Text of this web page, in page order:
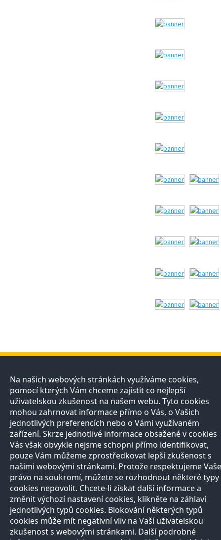
O projektu
Naši partneři
Razítková
samoobsluha
Autoři
Vědci
Zeptejte se
přírodovědců
FAQ
Výhody registrace
Registrace
Nabídka služeb
Registrace
Otevírací doba
Vše o nákupu
Reklamační řád
Všechny
kontakty
média
Copyright © 2013, Prirodovedci.cz jsou komunikačním projektemPřírodovědecké
fakultyUK v Praze. VytvořiloAndweb s.r.o. Mapa stránek
Na našich webových stránkách využíváme cookies,
pomocí kterých Vám chceme zajistit co nejlepší
uživatelskou zkušenost na našem webu. Tyto cookies
mohou zahrnovat informace přímo o Vás, o Vašich
jednotlivých preferencích nebo o Vámi využívaném
zařízení. Skrze jednotlivé informace obsažené v cookies
Vás však obvykle nejsme schopni přímo identifikovat,
pouze Vám můžeme zprostředkovat lepší zkušenost s
našimi webovými stránkami. Protože respektujeme Vaše
právo na soukromí, můžete se rozhodnout některé typy
cookies nepovolit. Chcete-li získat další informace a
změnit výchozí nastavení cookies, klikněte na záhlaví
jednotlivých typů cookies. Blokování některých typů
cookies může mít negativní vliv na Vaší uživatelskou
zkušenost s webovými stránkami. Další podrobné